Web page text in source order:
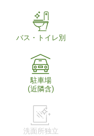
バス・トイレ別
駐車場
(近隣含)
洗面所独立